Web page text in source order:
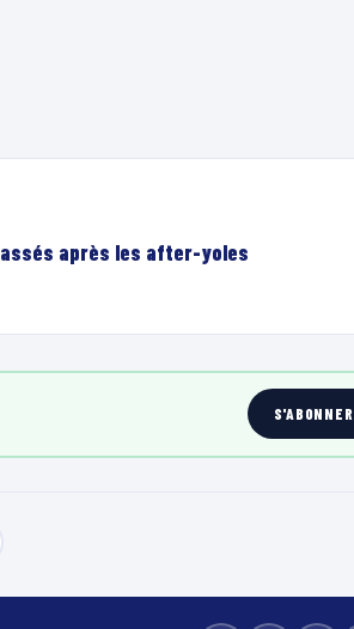
après les after-yoles
S'ABONNER